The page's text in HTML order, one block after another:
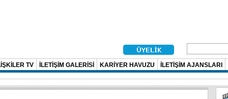
TV İLETİŞİM GALERİSİ KARİYER HAVUZU İLETİŞİM AJANSLARI